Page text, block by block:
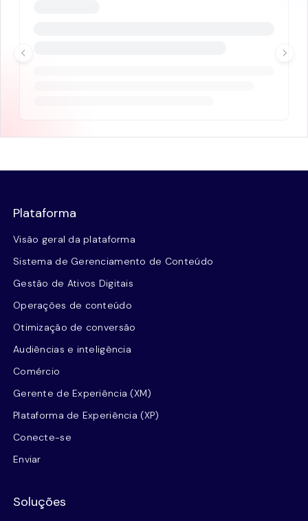
Plataforma
Visão geral da plataforma
Sistema de Gerenciamento de Conteúdo
Gestão de Ativos Digitais
Operações de conteúdo
Otimização de conversão
Audiências e inteligência
Comércio
Gerente de Experiência (XM)
Plataforma de Experiência (XP)
Conecte-se
Enviar
Soluções